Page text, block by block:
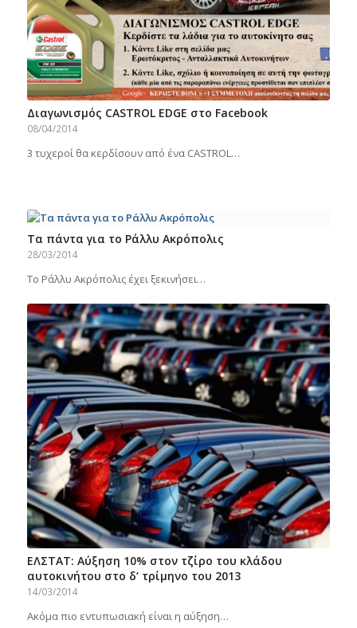
Διαγωνισμός CASTROL EDGE στο Facebook
08/04/2014
3 τυχεροί θα κερδίσουν από ένα CASTROL…
Τα πάντα για το Ράλλυ Ακρόπολις
28/03/2014
Το Ράλλυ Ακρόπολις έχει ξεκινήσει…
ΕΛΣΤΑΤ: Αύξηση 10% στον τζίρο του κλάδου
αυτοκινήτου στο δ’ τρίμηνο του 2013
14/03/2014
Ακόμα πιο εντυπωσιακή είναι η αύξηση…